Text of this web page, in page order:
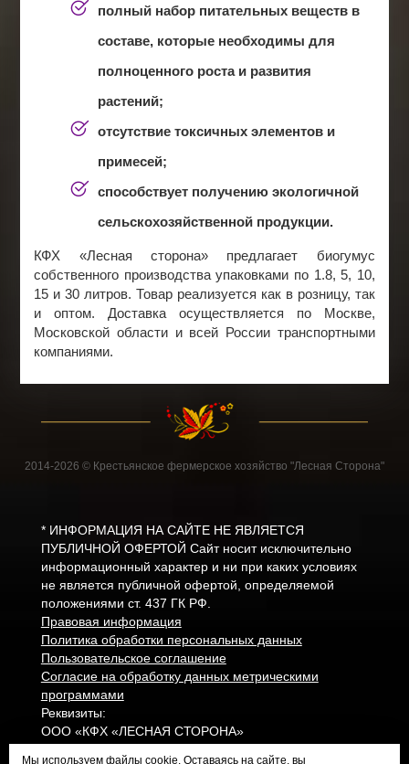
полный набор питательных веществ в
составе, которые необходимы для
полноценного роста и развития
растений;
отсутствие токсичных элементов и
примесей;
способствует получению экологичной
сельскохозяйственной продукции.
КФХ «Лесная сторона» предлагает биогумус
собственного производства упаковками по 1.8, 5, 10,
15 и 30 литров. Товар реализуется как в розницу, так
и оптом. Доставка осуществляется по Москве,
Московской области и всей России транспортными
компаниями.
Мы используем файлы cookie. Оставаясь на сайте, вы
2014-2026 © Крестьянское фермерское хозяйство "Лесная Сторона"
* ИНФОРМАЦИЯ НА САЙТЕ НЕ ЯВЛЯЕТСЯ
ПУБЛИЧНОЙ ОФЕРТОЙ Cайт носит исключительно
информационный характер и ни при каких условиях
не является публичной офертой, определяемой
положениями ст. 437 ГК РФ.
Правовая информация
Политика обработки персональных данных
Пользовательское соглашение
Согласие на обработку данных метрическими
программами
Реквизиты:
ООО «КФХ «ЛЕСНАЯ СТОРОНА»